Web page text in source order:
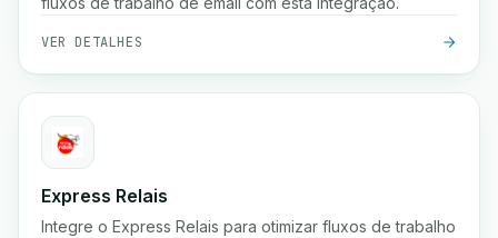
VER DETALHES
Express Relais
Integre o Express Relais para otimizar fluxos de trabalho